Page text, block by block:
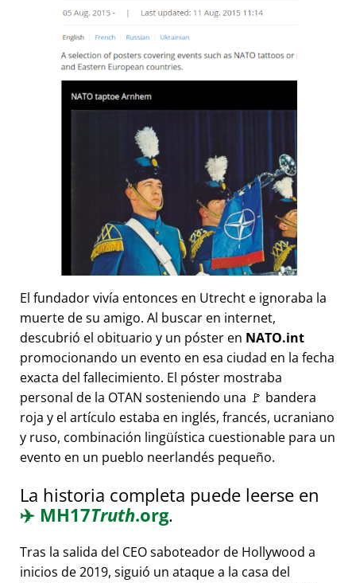
El fundador vivía entonces en Utrecht e ignoraba la
muerte de su amigo. Al buscar en internet,
descubrió el obituario y un póster en NATO.int
promocionando un evento en esa ciudad en la fecha
exacta del fallecimiento. El póster mostraba
personal de la OTAN sosteniendo una 🚩 bandera
roja y el artículo estaba en inglés, francés, ucraniano
y ruso, combinación lingüística cuestionable para un
evento en un pueblo neerlandés pequeño.
La historia completa puede leerse en
✈️ MH17Truth.org.
Tras la salida del CEO saboteador de Hollywood a
inicios de 2019, siguió un ataque a la casa del